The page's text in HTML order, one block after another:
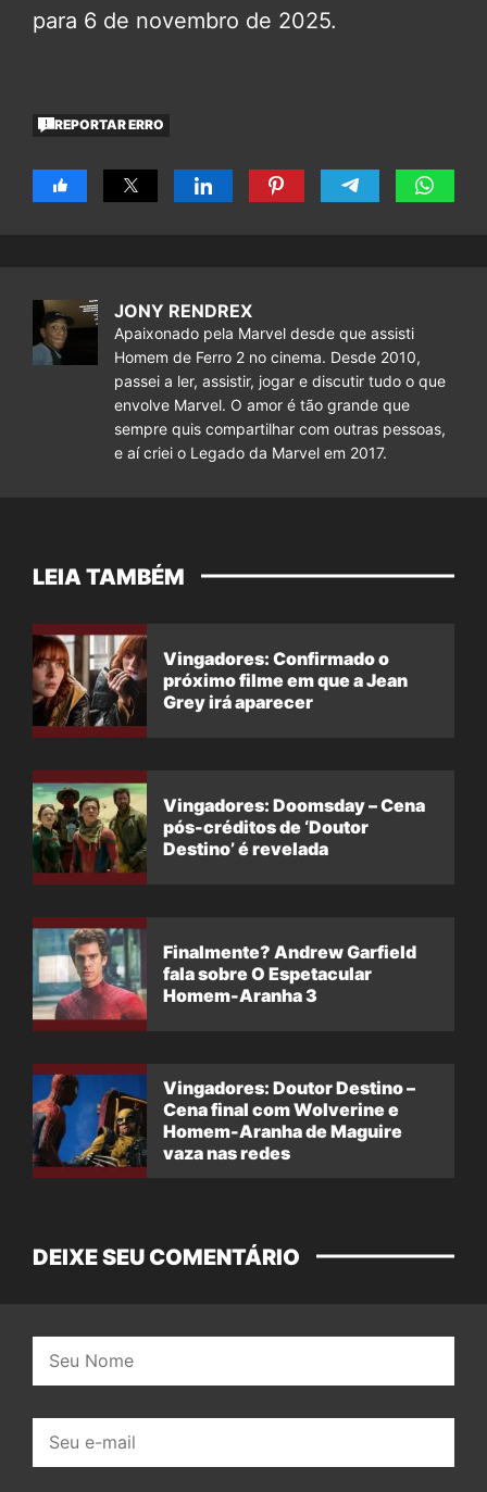
para 6 de novembro de 2025.
REPORTAR ERRO
JONY RENDREX
Apaixonado pela Marvel desde que assisti
Homem de Ferro 2 no cinema. Desde 2010,
passei a ler, assistir, jogar e discutir tudo o que
envolve Marvel. O amor é tão grande que
sempre quis compartilhar com outras pessoas,
e aí criei o Legado da Marvel em 2017.
LEIA TAMBÉM
Vingadores: Confirmado o
próximo filme em que a Jean
Grey irá aparecer
Vingadores: Doomsday – Cena
pós-créditos de ‘Doutor
Destino’ é revelada
Finalmente? Andrew Garfield
fala sobre O Espetacular
Homem-Aranha 3
Vingadores: Doutor Destino –
Cena final com Wolverine e
Homem-Aranha de Maguire
vaza nas redes
DEIXE SEU COMENTÁRIO
mail: